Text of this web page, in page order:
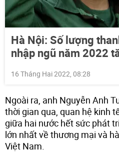
Hà Nội: Số lượng
nhập ngũ năm 2022
16 Tháng Hai 2022, 08:28
Ngoài ra, anh Nguyễn Anh
thời gian qua, quan hệ kinh
giữa hai nước hết sức phát
lớn nhất về thương mại và
Việt Nam.